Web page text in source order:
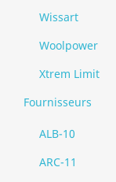
Wissart
Woolpower
Xtrem Limit
Fournisseurs
ALB-10
ARC-11